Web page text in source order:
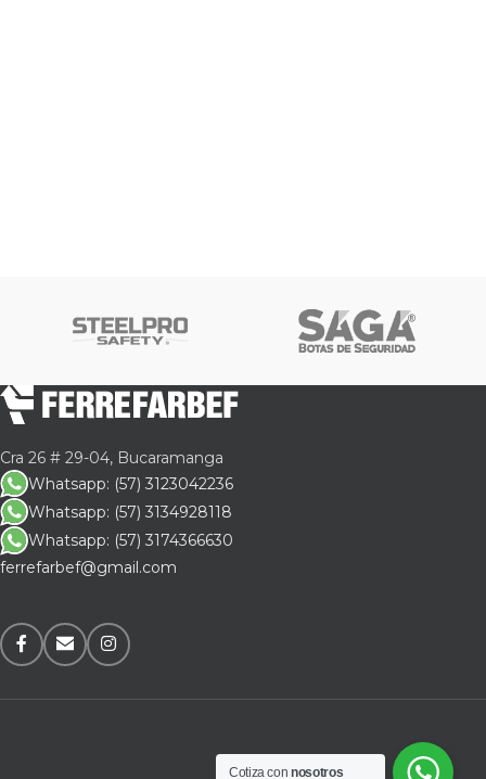
Cra 26 # 29-04, Bucaramanga
Whatsapp: (57) 3123042236
Whatsapp: (57) 3134928118
Whatsapp: (57) 3174366630
ferrefarbef@gmail.com
Cotiza connosotros